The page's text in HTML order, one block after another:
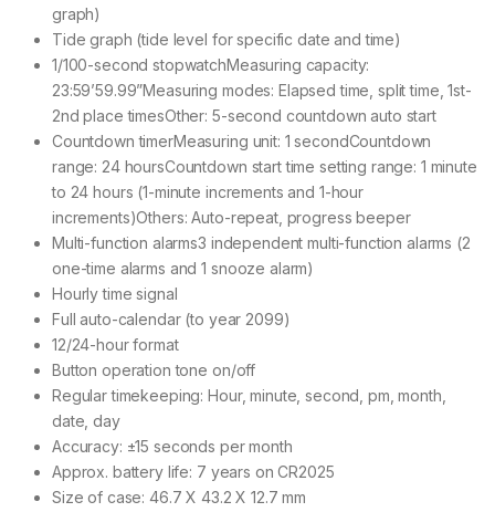
graph)
Tide graph (tide level for specific date and time)
1/100-second stopwatchMeasuring capacity:
23:59’59.99”Measuring modes: Elapsed time, split time, 1st-
2nd place timesOther: 5-second countdown auto start
Countdown timerMeasuring unit: 1 secondCountdown
range: 24 hoursCountdown start time setting range: 1 minute
to 24 hours (1-minute increments and 1-hour
increments)Others: Auto-repeat, progress beeper
Multi-function alarms3 independent multi-function alarms (2
one-time alarms and 1 snooze alarm)
Hourly time signal
Full auto-calendar (to year 2099)
12/24-hour format
Button operation tone on/off
Regular timekeeping: Hour, minute, second, pm, month,
date, day
Accuracy: ±15 seconds per month
Approx. battery life: 7 years on CR2025
Size of case: 46.7 X 43.2 X 12.7 mm